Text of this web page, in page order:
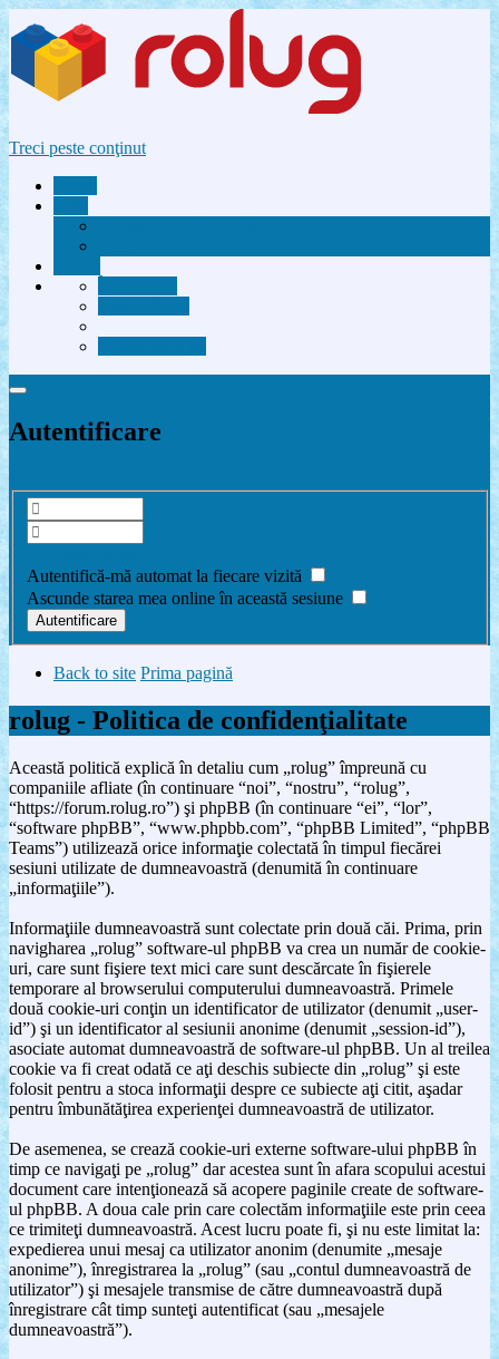
Treci peste conţinut
Autentificare
Autentifică-mă automat la fiecare vizită
Ascunde starea mea online în această sesiune
Back to site Prima pagină
rolug - Politica de confidenţialitate
Această politică explică în detaliu cum „rolug” împreună cu
companiile afliate (în continuare “noi”, “nostru”, “rolug”,
“https://forum.rolug.ro”) şi phpBB (în continuare “ei”, “lor”,
“software phpBB”, “www.phpbb.com”, “phpBB Limited”, “phpBB
Teams”) utilizează orice informaţie colectată în timpul fiecărei
sesiuni utilizate de dumneavoastră (denumită în continuare
„informaţiile”).
Informaţiile dumneavoastră sunt colectate prin două căi. Prima, prin
navigharea „rolug” software-ul phpBB va crea un număr de cookie-
uri, care sunt fişiere text mici care sunt descărcate în fişierele
temporare al browserului computerului dumneavoastră. Primele
două cookie-uri conţin un identificator de utilizator (denumit „user-
id”) şi un identificator al sesiunii anonime (denumit „session-id”),
asociate automat dumneavoastră de software-ul phpBB. Un al treilea
cookie va fi creat odată ce aţi deschis subiecte din „rolug” şi este
folosit pentru a stoca informaţii despre ce subiecte aţi citit, aşadar
pentru îmbunătăţirea experienţei dumneavoastră de utilizator.
De asemenea, se crează cookie-uri externe software-ului phpBB în
timp ce navigaţi pe „rolug” dar acestea sunt în afara scopului acestui
document care intenţionează să acopere paginile create de software-
ul phpBB. A doua cale prin care colectăm informaţiile este prin ceea
ce trimiteţi dumneavoastră. Acest lucru poate fi, şi nu este limitat la:
expedierea unui mesaj ca utilizator anonim (denumite „mesaje
anonime”), înregistrarea la „rolug” (sau „contul dumneavoastră de
utilizator”) şi mesajele transmise de către dumneavoastră după
înregistrare cât timp sunteţi autentificat (sau „mesajele
dumneavoastră”).